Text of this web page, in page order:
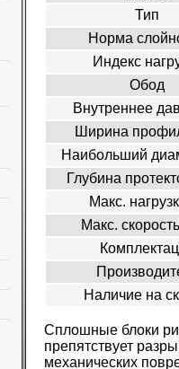
Тип
Норма
Индекс
Обод
Внутреннее
Ширина
Наибольший
Глубина
Макс.
Макс.
Наличие на
Сплошные блоки
препятствует
механических